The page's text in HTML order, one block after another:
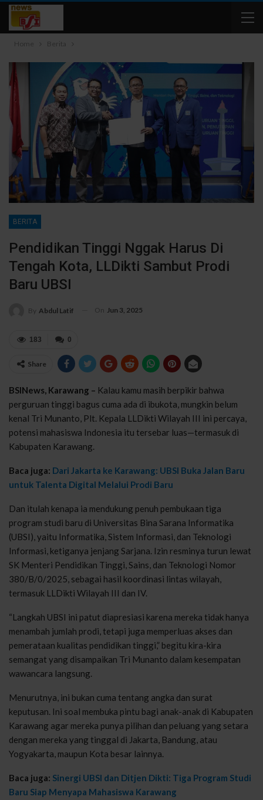
Home Berita
BERITA
Pendidikan Tinggi Nggak Harus Di
Tengah Kota, LLDikti Sambut Prodi
Baru UBSI
By Abdul Latif On Jun 3, 2025
0
183
Share
BSINews, Karawang – Kalau kamu masih berpikir bahwa
perguruan tinggi bagus cuma ada di ibukota, mungkin belum
kenal Tri Munanto, Plt. Kepala LLDikti Wilayah III ini percaya,
potensi mahasiswa Indonesia itu tersebar luas—termasuk di
Kabupaten Karawang.
Baca juga: Dari Jakarta ke Karawang: UBSI Buka Jalan Baru
untuk Talenta Digital Melalui Prodi Baru
Dan itulah kenapa ia mendukung penuh pembukaan tiga
program studi baru di Universitas Bina Sarana Informatika
(UBSI), yaitu Informatika, Sistem Informasi, dan Teknologi
Informasi, ketiganya jenjang Sarjana. Izin resminya turun lewat
SK Menteri Pendidikan Tinggi, Sains, dan Teknologi Nomor
380/B/0/2025, sebagai hasil koordinasi lintas wilayah,
termasuk LLDikti Wilayah III dan IV.
“Langkah UBSI ini patut diapresiasi karena mereka tidak hanya
menambah jumlah prodi, tetapi juga memperluas akses dan
pemerataan kualitas pendidikan tinggi,” begitu kira-kira
semangat yang disampaikan Tri Munanto dalam kesempatan
wawancara langsung.
Menurutnya, ini bukan cuma tentang angka dan surat
keputusan. Ini soal membuka pintu bagi anak-anak di Kabupaten
Karawang agar mereka punya pilihan dan peluang yang setara
dengan mereka yang tinggal di Jakarta, Bandung, atau
Yogyakarta, maupun Kota besar lainnya.
Baca juga: Sinergi UBSI dan Ditjen Dikti: Tiga Program Studi
Baru Siap Menyapa Mahasiswa Karawang